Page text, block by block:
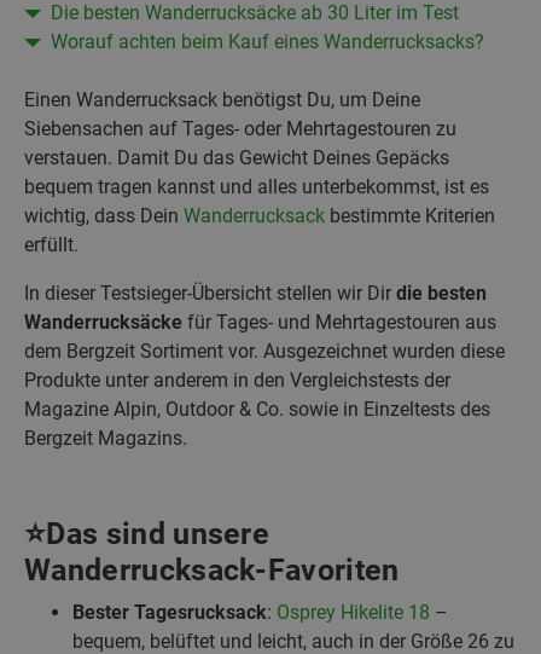
Die besten Wanderrucksäcke ab 30 Liter im Test
Worauf achten beim Kauf eines Wanderrucksacks?
Einen Wanderrucksack benötigst Du, um Deine
Siebensachen auf Tages- oder Mehrtagestouren zu
verstauen. Damit Du das Gewicht Deines Gepäcks
bequem tragen kannst und alles unterbekommst, ist es
wichtig, dass Dein Wanderrucksack bestimmte Kriterien
erfüllt.
In dieser Testsieger-Übersicht stellen wir Dir die besten
Wanderrucksäcke für Tages- und Mehrtagestouren aus
dem Bergzeit Sortiment vor. Ausgezeichnet wurden diese
Produkte unter anderem in den Vergleichstests der
Magazine Alpin, Outdoor & Co. sowie in Einzeltests des
Bergzeit Magazins.
⭐Das sind unsere
Wanderrucksack-Favoriten
Bester Tagesrucksack: Osprey Hikelite 18 –
bequem, belüftet und leicht, auch in der Größe 26 zu